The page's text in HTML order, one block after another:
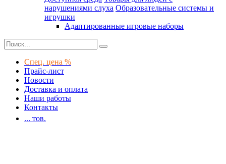
нарушениями слуха Образовательные системы и
игрушки
Адаптированные игровые наборы
Спец. цена %
Прайс-лист
Новости
Доставка и оплата
Наши работы
Контакты
... тов.